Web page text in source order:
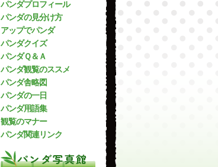
パンダプロフィール
パンダの見分け方
アップでパンダ
パンダクイズ
パンダＱ＆Ａ
パンダ観覧のススメ
パンダ舎略図
パンダの一日
パンダ用語集
観覧のマナー
パンダ関連リンク
パンダ写真館